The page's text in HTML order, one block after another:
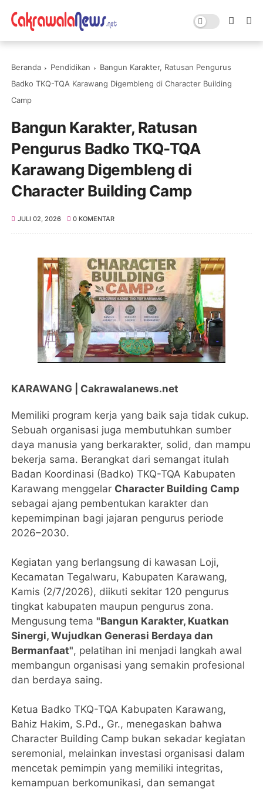
Beranda Pendidikan
Bangun Karakter, Ratusan Pengurus
Badko TKQ-TQA Karawang Digembleng di Character Building
Camp
Bangun Karakter, Ratusan
Pengurus Badko TKQ-TQA
Karawang Digembleng di
Character Building Camp
JULI 02, 2026 0 KOMENTAR
KARAWANG | Cakrawalanews.net
Memiliki program kerja yang baik saja tidak cukup.
Sebuah organisasi juga membutuhkan sumber
daya manusia yang berkarakter, solid, dan mampu
bekerja sama. Berangkat dari semangat itulah
Badan Koordinasi (Badko) TKQ-TQA Kabupaten
Karawang menggelar Character Building Camp
sebagai ajang pembentukan karakter dan
kepemimpinan bagi jajaran pengurus periode
2026–2030.
Kegiatan yang berlangsung di kawasan Loji,
Kecamatan Tegalwaru, Kabupaten Karawang,
Kamis (2/7/2026), diikuti sekitar 120 pengurus
tingkat kabupaten maupun pengurus zona.
Mengusung tema"Bangun Karakter, Kuatkan
Sinergi, Wujudkan Generasi Berdaya dan
Bermanfaat", pelatihan ini menjadi langkah awal
membangun organisasi yang semakin profesional
dan berdaya saing.
Ketua Badko TKQ-TQA Kabupaten Karawang,
Bahiz Hakim, S.Pd., Gr., menegaskan bahwa
Character Building Camp bukan sekadar kegiatan
seremonial, melainkan investasi organisasi dalam
mencetak pemimpin yang memiliki integritas,
kemampuan berkomunikasi, dan semangat